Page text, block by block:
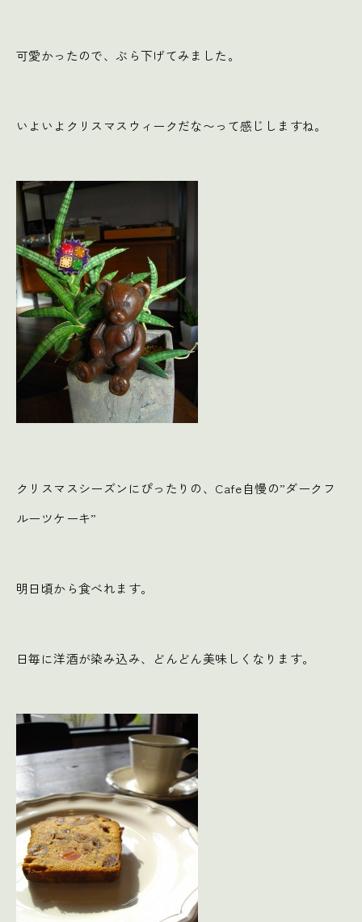
可愛かったので、ぶら下げてみました。
いよいよクリスマスウィークだな〜って感じしますね。
クリスマスシーズンにぴったりの、Cafe自慢の”ダークフ
ルーツケーキ”
明日頃から食べれます。
日毎に洋酒が染み込み、どんどん美味しくなります。